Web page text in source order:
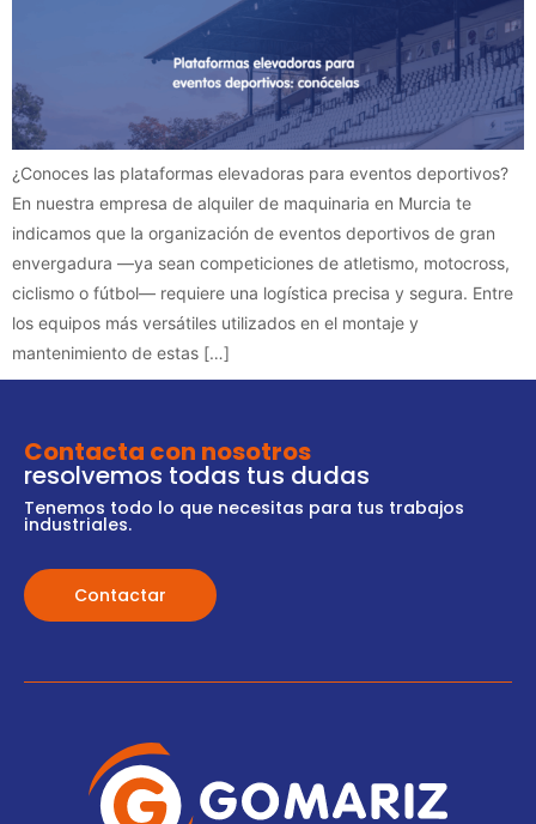
¿Conoces las plataformas elevadoras para eventos deportivos?
En nuestra empresa de alquiler de maquinaria en Murcia te
indicamos que la organización de eventos deportivos de gran
envergadura —ya sean competiciones de atletismo, motocross,
ciclismo o fútbol— requiere una logística precisa y segura. Entre
los equipos más versátiles utilizados en el montaje y
mantenimiento de estas […]
Contacta con nosotros
resolvemos todas tus dudas
Tenemos todo lo que necesitas para tus trabajos
industriales.
Contactar